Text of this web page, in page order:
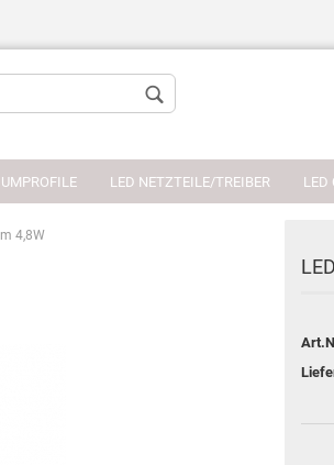
Sprache auswählen
Konto erstellen
Passwort
LED NETZTEILE/TREIBER LED
4,8W